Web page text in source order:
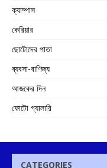
ক্যাম্পাস
কেরিয়ার
ছোটোদের পাতা
ব্যবসা-বাণিজ্য
আজকের দিন
ফোটো গ্যালারি
CATEGORIES